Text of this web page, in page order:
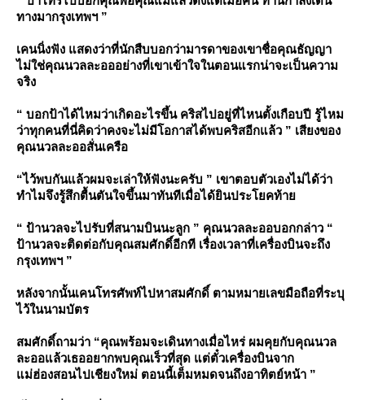
ทางมากรุงเทพฯ ”
เคนนิ่งฟัง แสดงว่าที่นักสืบบอกว่ามารดาของเขาชื่อคุณธัญญา
ไม่ใช่คุณนวลละอออย่างที่เขาเข้าใจในตอนแรกน่าจะเป็นความ
จริง
“ บอกป้าได้ไหมว่าเกิดอะไรขึ้น คริสไปอยู่ที่ไหนตั้งเกือบปี รู้ไหม
ว่าทุกคนที่นี่คิดว่าคงจะไม่มีโอกาสได้พบคริสอีกแล้ว ” เสียงของ
คุณนวลละออสั่นเครือ
“ไว้พบกันแล้วผมจะเล่าให้ฟังนะครับ ” เขาตอบตัวเองไม่ได้ว่า
ทำไมจึงรู้สึกตื้นตันใจขึ้นมาทันทีเมื่อได้ยินประโยคท้า
“ ป้านวลจะไปรับที่สนามบินนะลูก ” คุณนวลละออบอกกล่าว “
ป้านวลจะติดต่อกับคุณสมศักดิ์อีกที เรื่องเวลาที่เครื่องบินจะถึง
กรุงเทพฯ ”
หลังจากนั้นเคนโทรศัพท์ไปหาสมศักดิ์ ตามหมายเลขมือถือที่ระบุ
ไว้ในนามบัตร
สมศักดิ์ถามว่า “คุณพร้อมจะเดินทางเมื่อไหร่ ผมคุยกับคุณนวล
ละออแล้วเธออยากพบคุณเร็วที่สุด แต่ตั๋วเครื่องบินจาก
ม่ฮ่องสอนไปเชียงใหม่ ตอนนี้เต็มหมดจนถึงอาทิตย์หน้า ”